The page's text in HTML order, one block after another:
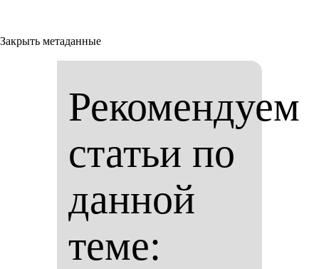
Закрыть метаданные
Рекомендуем
статьи по
данной
теме: